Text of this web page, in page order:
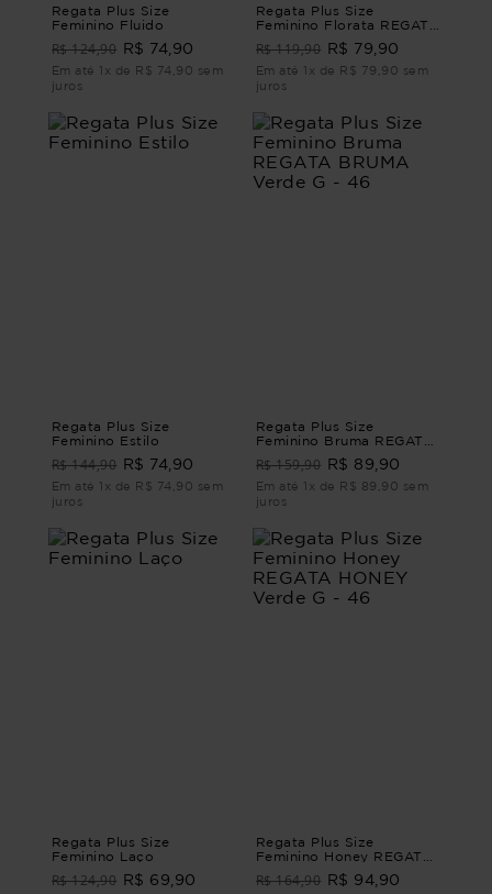
Regata Plus Size
Feminino Fluido
R$ 124,90 R$ 74,90
Em até 1x de R$ 74,90 sem
juros
Regata Plus Size
Feminino Florata REGATA
FLORATA G3 - 52
R$ 119,90 R$ 79,90
Em até 1x de R$ 79,90 sem
juros
Regata Plus Size
Feminino Estilo
R$ 144,90 R$ 74,90
Em até 1x de R$ 74,90 sem
juros
Regata Plus Size
Feminino Bruma REGATA
BRUMA Verde G - 46
R$ 159,90 R$ 89,90
Em até 1x de R$ 89,90 sem
juros
Regata Plus Size
Feminino Laço
R$ 124,90 R$ 69,90
Regata Plus Size
Feminino Honey REGATA
HONEY Verde G - 46
R$ 164,90 R$ 94,90